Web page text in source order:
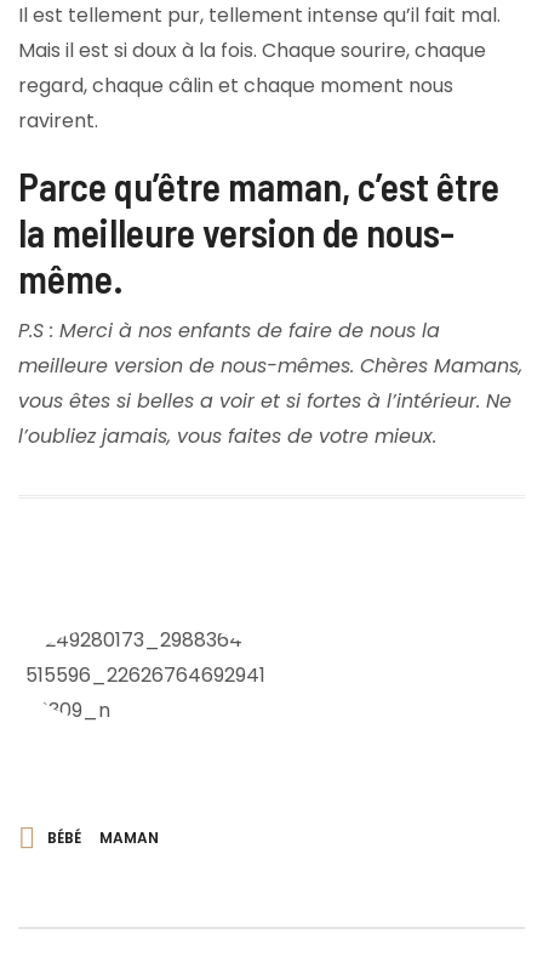
Il est tellement pur, tellement intense qu’il fait mal.
Mais il est si doux à la fois. Chaque sourire, chaque
regard, chaque câlin et chaque moment nous
ravirent.
Parce qu’être maman, c’est être
la meilleure version de nous-
même.
P.S : Merci à nos enfants de faire de nous la
meilleure version de nous-mêmes. Chères Mamans,
vous êtes si belles a voir et si fortes à l’intérieur. Ne
l’oubliez jamais, vous faites de votre mieux.
BÉBÉ MAMAN